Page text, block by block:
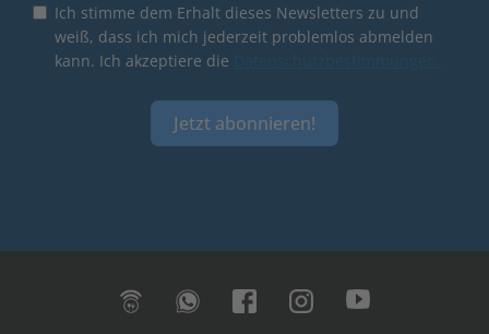
Ich stimme dem Erhalt dieses Newsletters zu und
weiß, dass ich mich jederzeit problemlos abmelden
kann. Ich akzeptiere die
Jetzt abonnieren!